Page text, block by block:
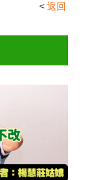
< 返回